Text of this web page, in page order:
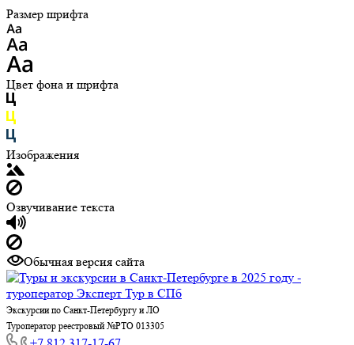
Размер шрифта
Цвет фона и шрифта
Изображения
Озвучивание текста
Обычная версия сайта
Экскурсии по Санкт-Петербургу и ЛО
Туроператор реестровый №РТО 013305